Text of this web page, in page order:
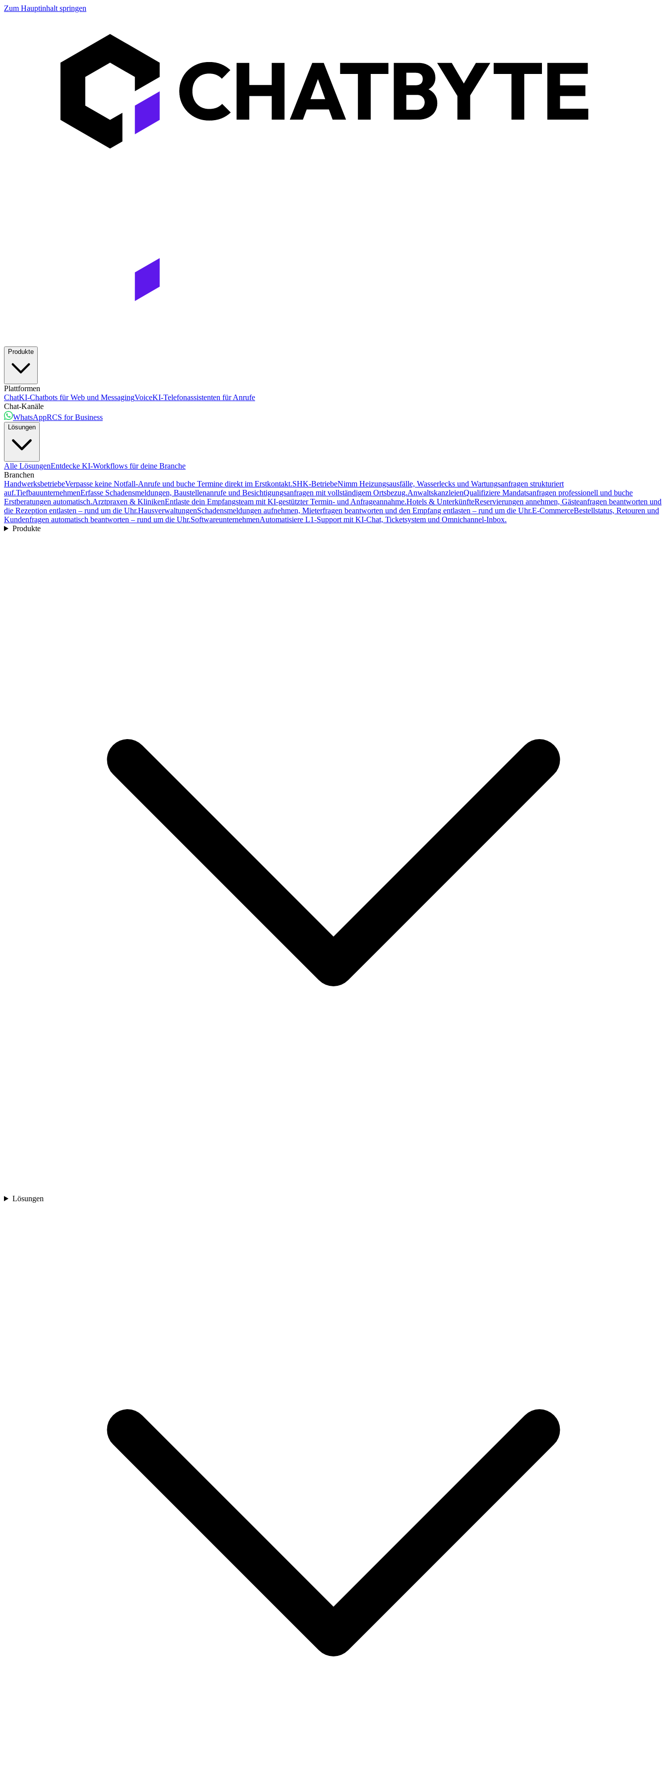
Zum Hauptinhalt springen
Produkte
Plattformen
ChatKI-Chatbots für Web und MessagingVoiceKI-Telefonassistenten für Anrufe
Chat-Kanäle
WhatsAppRCS for Business
Lösungen
Alle LösungenEntdecke KI-Workflows für deine Branche
Branchen
HandwerksbetriebeVerpasse keine Notfall-Anrufe und buche Termine direkt im Erstkontakt.SHK-BetriebeNimm Heizungsausfälle, Wasserlecks und Wartungsanfragen strukturiert
auf.TiefbauunternehmenErfasse Schadensmeldungen, Baustellenanrufe und Besichtigungsanfragen mit vollständigem Ortsbezug.AnwaltskanzleienQualifiziere Mandatsanfragen professionell und buche
Erstberatungen automatisch.Arztpraxen & KlinikenEntlaste dein Empfangsteam mit KI-gestützter Termin- und Anfrageannahme.Hotels & UnterkünfteReservierungen annehmen, Gästeanfragen beantworten und
die Rezeption entlasten – rund um die Uhr.HausverwaltungenSchadensmeldungen aufnehmen, Mieterfragen beantworten und den Empfang entlasten – rund um die Uhr.E-CommerceBestellstatus, Retouren und
Kundenfragen automatisch beantworten – rund um die Uhr.SoftwareunternehmenAutomatisiere L1-Support mit KI-Chat, Ticketsystem und Omnichannel-Inbox.
Produkte
Lösungen